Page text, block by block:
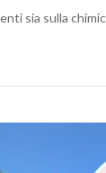
sia sulla